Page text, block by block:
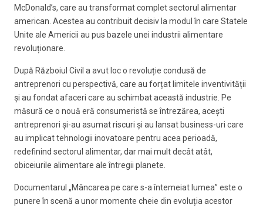
McDonald’s, care au transformat complet sectorul alimentar
american. Acestea au contribuit decisiv la modul în care Statele
Unite ale Americii au pus bazele unei industrii alimentare
revoluționare.
După Războiul Civil a avut loc o revoluție condusă de
antreprenori cu perspectivă, care au forțat limitele inventivității
și au fondat afaceri care au schimbat această industrie. Pe
măsură ce o nouă eră consumeristă se întrezărea, acești
antreprenori și-au asumat riscuri și au lansat business-uri care
au implicat tehnologii inovatoare pentru acea perioadă,
redefinind sectorul alimentar, dar mai mult decât atât,
obiceiurile alimentare ale întregii planete.
Documentarul „Mâncarea pe care s-a întemeiat lumea” este o
punere în scenă a unor momente cheie din evoluția acestor